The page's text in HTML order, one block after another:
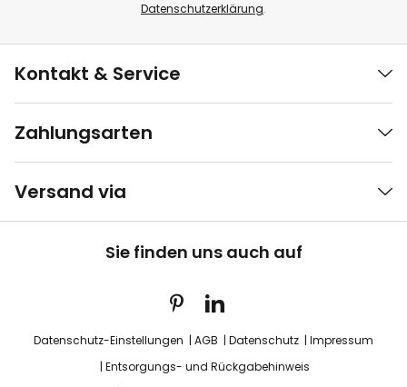
Datenschutzerklärung.
Kontakt & Service
Zahlungsarten
Versand via
Sie finden uns auch auf
Datenschutz-Einstellungen AGB Datenschutz
Impressum
Entsorgungs- und Rückgabehinweis